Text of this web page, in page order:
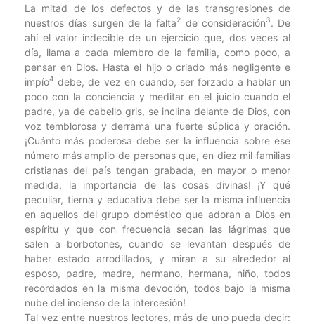
La mitad de los defectos y de las transgresiones de
nuestros días surgen de la falta2 de consideración3. De
ahí el valor indecible de un ejercicio que, dos veces al
día, llama a cada miembro de la familia, como poco, a
pensar en Dios. Hasta el hijo o criado más negligente e
impío4 debe, de vez en cuando, ser forzado a hablar un
poco con la conciencia y meditar en el juicio cuando el
padre, ya de cabello gris, se inclina delante de Dios, con
voz temblorosa y derrama una fuerte súplica y oración.
¡Cuánto más poderosa debe ser la influencia sobre ese
número más amplio de personas que, en diez mil familias
cristianas del país tengan grabada, en mayor o menor
medida, la importancia de las cosas divinas! ¡Y qué
peculiar, tierna y educativa debe ser la misma influencia
en aquellos del grupo doméstico que adoran a Dios en
espíritu y que con frecuencia secan las lágrimas que
salen a borbotones, cuando se levantan después de
haber estado arrodillados, y miran a su alrededor al
esposo, padre, madre, hermano, hermana, niño, todos
recordados en la misma devoción, todos bajo la misma
nube del incienso de la intercesión!
Tal vez entre nuestros lectores, más de uno pueda decir: